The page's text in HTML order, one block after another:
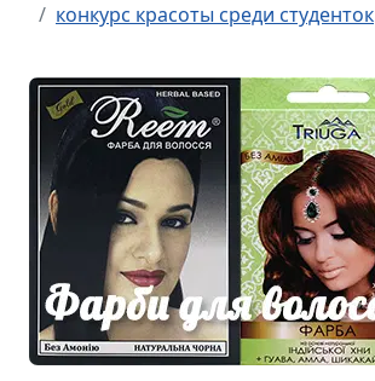
конкурс красоты среди студенток